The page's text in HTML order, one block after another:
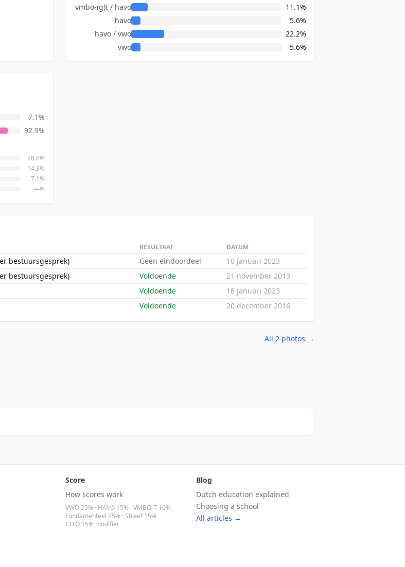
vmbo-(g)t / havo
11.1%
havo
5.6%
havo / vwo
22.2%
vwo
5.6%
7.1%
92.9%
78.6%
14.3%
7.1%
—%
RESULTAAT DATUM
bestuursgesprek) Geen eindoordeel
10 januari 2023
bestuursgesprek)
Voldoende
21 november 2013
Voldoende
18 januari 2023
Voldoende 20 december 2016
All 2 photos →
Score
How scores work
VWO 25% · HAVO 15% · VMBO-T 10%
Fundamenteel 25% · Streef 15%
CITO 15% modifier
Blog
Dutch education explained
Choosing a school
All articles →